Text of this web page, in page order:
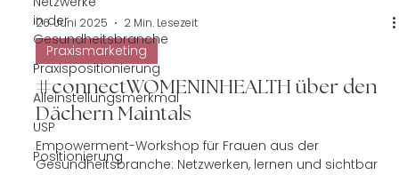
in der
Gesundheitsbranche
Praxispositionierung
Alleinstellungsmerkmal
USP
Positionierung
26. Juni 2025 2 Min. Lesezeit
Praxismarketing
#connectWOMENINHEALTH über den